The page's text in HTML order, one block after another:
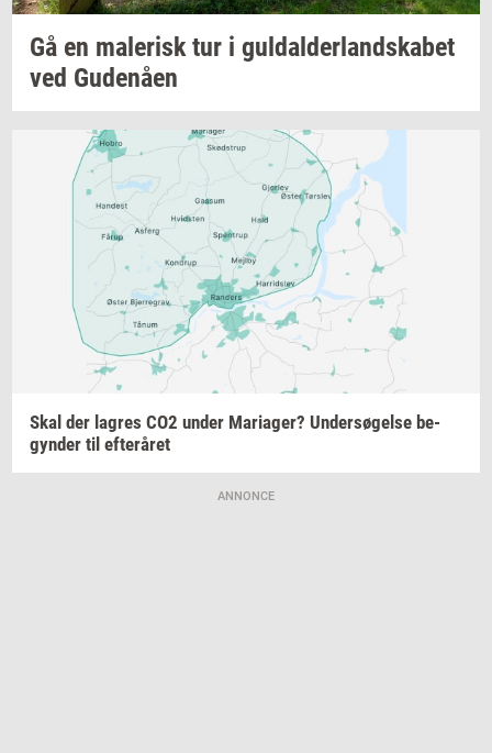
Gå en ma­le­risktur i gul­dal­der­land­ska­bet
ved Gu­denå­en
Skal der lag­res CO2 under Ma­ri­a­ger? Un­der­sø­gel­se be­
gyn­der til ef­ter­å­ret
ANNONCE